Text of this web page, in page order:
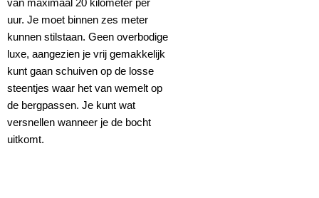
van maximaal 20 kilometer per
uur. Je moet binnen zes meter
kunnen stilstaan. Geen overbodige
luxe, aangezien je vrij gemakkelijk
kunt gaan schuiven op de losse
steentjes waar het van wemelt op
de bergpassen. Je kunt wat
versnellen wanneer je de bocht
uitkomt.